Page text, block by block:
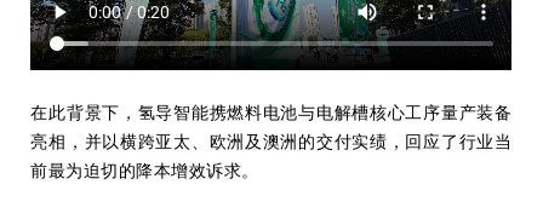
在此背景下，氢导智能携燃料电池与电解槽核心工序量产装备
亮相，并以横跨亚太、欧洲及澳洲的交付实绩，回应了行业当
前最为迫切的降本增效诉求。